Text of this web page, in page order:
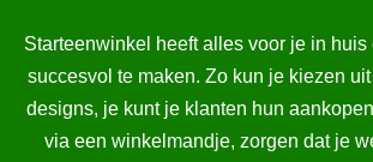
Starteenwinkel heeft alles voor je in huis
succesvol te maken. Zo kun je kiezen
designs, je kunt je klanten hun
via een winkelmandje, zorgen dat je